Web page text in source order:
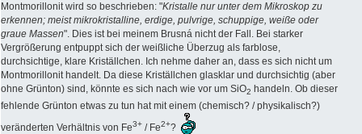
Montmorillonit wird so beschrieben: "Kristalle nur unter dem Mikroskop zu
erkennen; meist mikrokristalline, erdige, pulvrige, schuppige, weiße oder
graue Massen". Dies ist bei meinem Brusná nicht der Fall. Bei starker
Vergrößerung entpuppt sich der weißliche Überzug als farblose,
durchsichtige, klare Kriställchen. Ich nehme daher an, dass es sich nicht um
Montmorillonit handelt. Da diese Kriställchen glasklar und durchsichtig (aber
ohne Grünton) sind, könnte es sich nach wie vor um SiO2 handeln. Ob dieser
fehlende Grünton etwas zu tun hat mit einem (chemisch? / physikalisch?)
veränderten Verhältnis von Fe3+ / Fe2+?